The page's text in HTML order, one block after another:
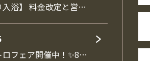
入浴】 料金改定と営…
ロフェア開催中！✨8…